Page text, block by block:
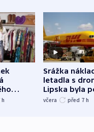
o
h
Srážka
letadla s
Lipska byla
německého
včera před 7 h